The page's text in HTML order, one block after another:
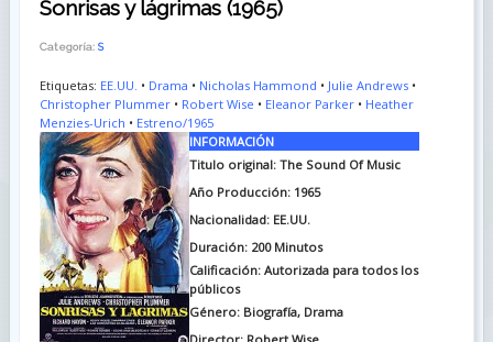
Sonrisas y lágrimas (1965)
Categoría: S
Etiquetas: EE.UU. • Drama • Nicholas Hammond • Julie Andrews•
Christopher Plummer• Robert Wise • Eleanor Parker• Heather
Menzies-Urich • Estreno/1965
INFORMACIÓN
Titulo original: The Sound Of Music
Año Producción: 1965
Nacionalidad: EE.UU.
Duración: 200 Minutos
Calificación: Autorizada para todos los
públicos
Género: Biografía, Drama